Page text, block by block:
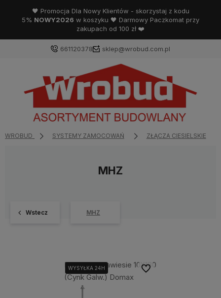
🖤 Promocja Dla Nowy Klientów - skorzystaj z kodu
5% NOWY2026 w koszyku 🖤 Darmowy Paczkomat przy
zakupach od 100 zł ❤️
661120378 sklep@wrobud.com.pl
WROBUD SYSTEMY ZAMOCOWAŃ ZŁĄCZA CIESIELSKIE
MHZ
Wstecz MHZ
Dmx Mhm Zawiesie 10X180
(Cynk Galw.) Domax
WYSYŁKA 24H Do ulubionych